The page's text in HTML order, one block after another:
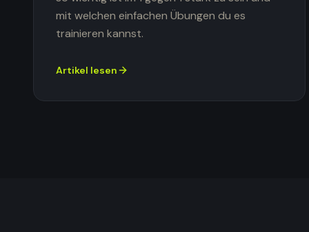
mit welchen einfachen Übungen du es
trainieren kannst.
Artikel lesen